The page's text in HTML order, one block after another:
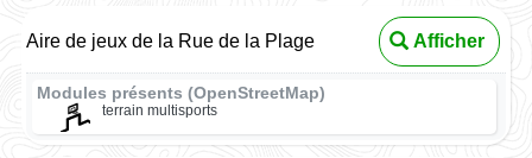
Aire de jeux de la Rue de la Plage Afficher
Modules présents (OpenStreetMap)
terrain multisports